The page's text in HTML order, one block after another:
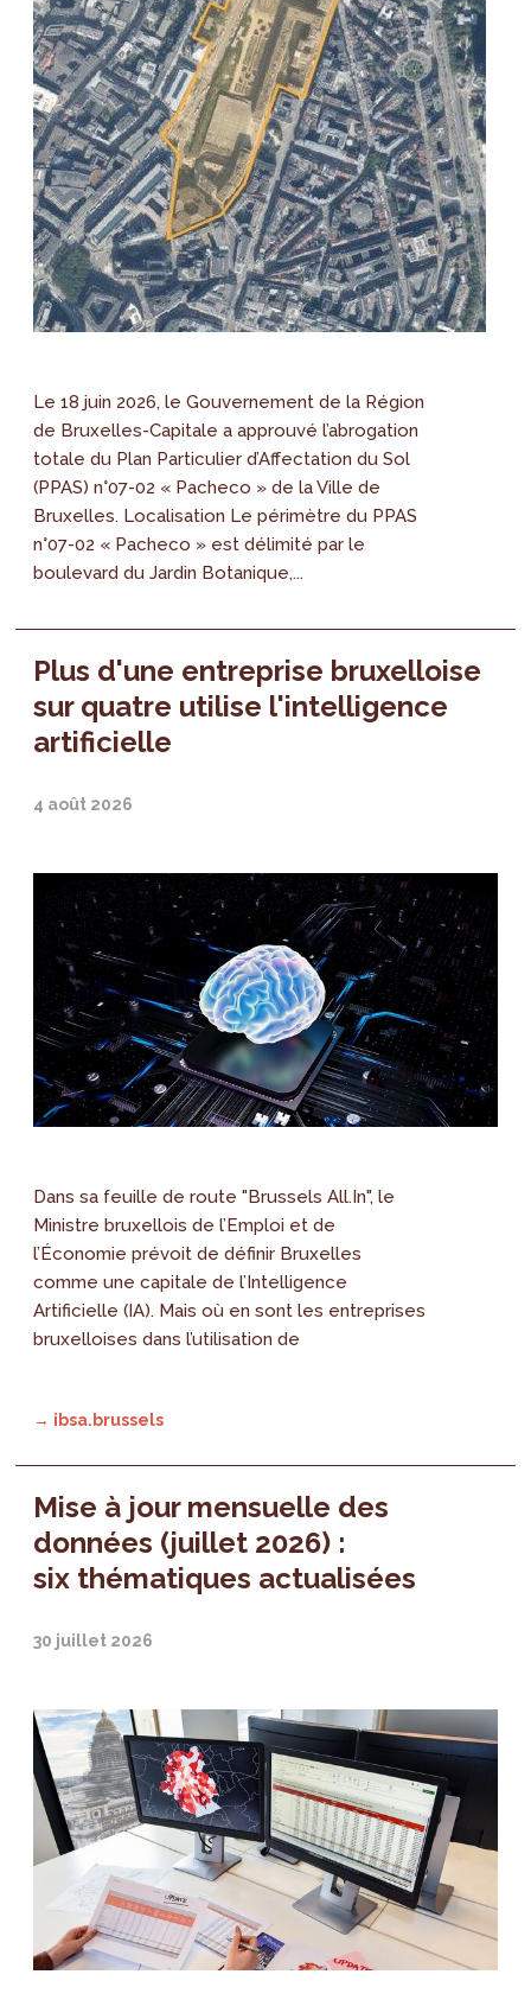
Le 18 juin 2026, le Gouvernement de la Région
de Bruxelles-Capitale a approuvé l’abrogation
totale du Plan Particulier d’Affectation du Sol
(PPAS) n°07-02 « Pacheco » de la Ville de
Bruxelles. Localisation Le périmètre du PPAS
n°07-02 « Pacheco » est délimité par le
boulevard du Jardin Botanique,...
Plus d'une entreprise bruxelloise
sur quatre utilise l'intelligence
artificielle
4 août 2026
Dans sa feuille de route "Brussels All.In", le
Ministre bruxellois de l’Emploi et de
l’Économie prévoit de définir Bruxelles
comme une capitale de l’Intelligence
Artificielle (IA). Mais où en sont les entreprises
bruxelloises dans l’utilisation de
→ ibsa.brussels
Mise à jour mensuelle des
données (juillet 2026) :
six thématiques actualisées
30 juillet 2026